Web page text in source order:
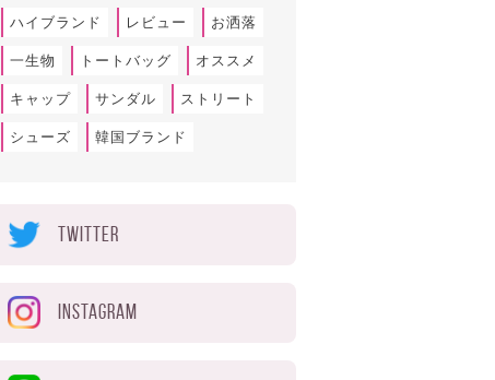
ハイブランド レビュー お洒落
一生物 トートバッグ オススメ
キャップ サンダル ストリート
シューズ 韓国ブランド
TWITTER
INSTAGRAM